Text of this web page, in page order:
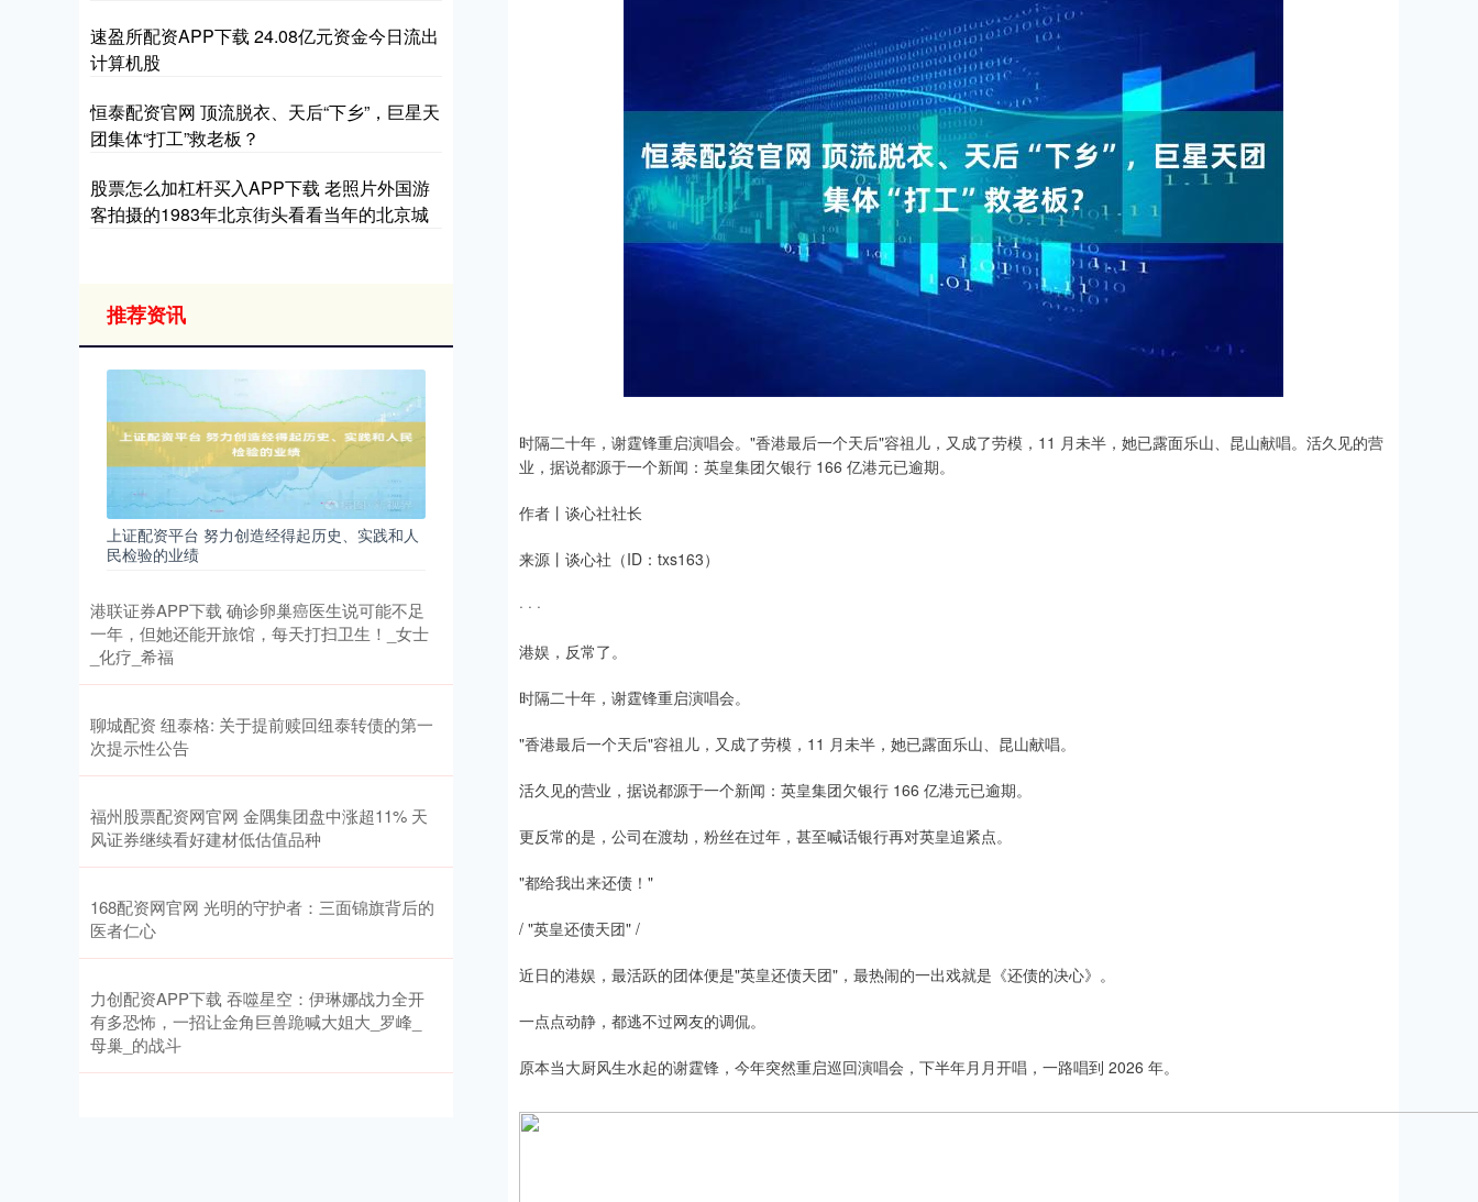
时隔二十年，谢霆锋重启演唱会。"香港最后一个天后"容祖儿，又成了劳模，11 月未半，她已露面乐山、昆山献唱。活久见的营
业，据说都源于一个新闻：英皇集团欠银行 166 亿港元已逾期。
作者丨谈心社社长
来源丨谈心社（ID：txs163）
· · ·
港娱，反常了。
时隔二十年，谢霆锋重启演唱会。
"香港最后一个天后"容祖儿，又成了劳模，11 月未半，她已露面乐山、昆山献唱。
活久见的营业，据说都源于一个新闻：英皇集团欠银行 166 亿港元已逾期。
更反常的是，公司在渡劫，粉丝在过年，甚至喊话银行再对英皇追紧点。
"都给我出来还债！"
/ "英皇还债天团" /
近日的港娱，最活跃的团体便是"英皇还债天团"，最热闹的一出戏就是《还债的决心》。
一点点动静，都逃不过网友的调侃。
原本当大厨风生水起的谢霆锋，今年突然重启巡回演唱会，下半年月月开唱，一路唱到 2026 年。
速盈所配资APP下载 24.08亿元资金今日流出
计算机股
恒泰配资官网 顶流脱衣、天后“下乡”，巨星天
团集体“打工”救老板？
股票怎么加杠杆买入APP下载 老照片外国游
客拍摄的1983年北京街头看看当年的北京城
推荐资讯
上证配资平台 努力创造经得起历史、实践和人
民检验的业绩
港联证券APP下载 确诊卵巢癌医生说可能不足
一年，但她还能开旅馆，每天打扫卫生！_女士
_化疗_希福
聊城配资 纽泰格: 关于提前赎回纽泰转债的第一
次提示性公告
福州股票配资网官网 金隅集团盘中涨超11% 天
风证券继续看好建材低估值品种
168配资网官网 光明的守护者：三面锦旗背后的
医者仁心
力创配资APP下载 吞噬星空：伊琳娜战力全开
有多恐怖，一招让金角巨兽跪喊大姐大_罗峰_
母巢_的战斗